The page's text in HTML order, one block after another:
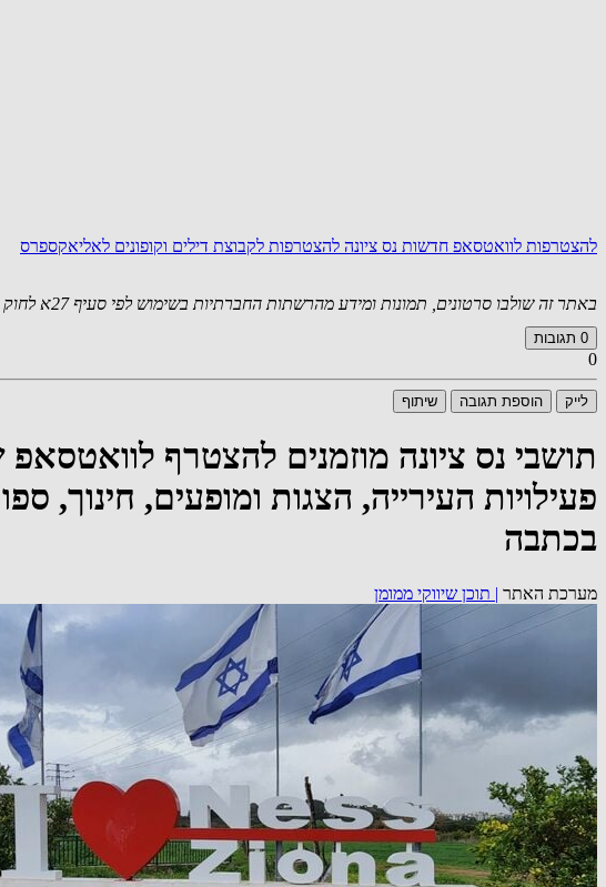
להצטרפות לוואטסאפ חדשות נס ציונה להצטרפות לקבוצת דילים וקופונים לאליאקספרס
באתר זה שולבו סרטונים, תמונות ומידע מהרשתות החברתיות בשימוש לפי סעיף 27א לחוק זכויות יוצרים. במידה וידוע מי צילם
0 תגובות
0
לייק הוספת תגובה שיתוף
תושבי נס ציונה מוזמנים להצטרף
פעילויות העירייה, הצגות ומופעים, חינוך,
בכתבה
מערכת האתר | תוכן שיווקי ממומן